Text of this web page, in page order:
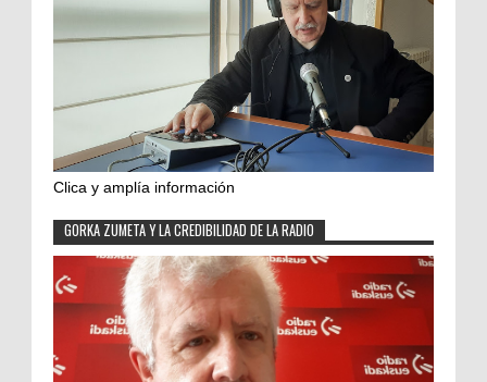
Clica y amplía información
GORKA ZUMETA Y LA CREDIBILIDAD DE LA RADIO